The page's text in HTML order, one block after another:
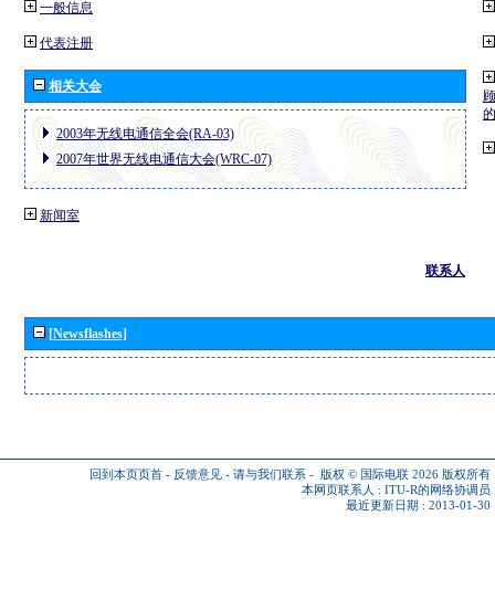
一般信息
代表注册
相关大会
2003年无线电通信全会(RA-03)
2007年世界无线电通信大会(WRC-07)
新闻室
联系人
[Newsflashes]
回到本页页首 - 反馈意见 - 请与我们联系 - 版权 © 国际电联 2026 版权所有
本网页联系人 : ITU-R的网络协调员
最近更新日期 : 2013-01-30